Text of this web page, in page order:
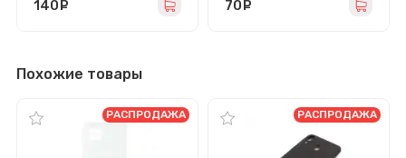
140 70
Похожие товары
РАСПРОДАЖА РАСПРОДАЖА